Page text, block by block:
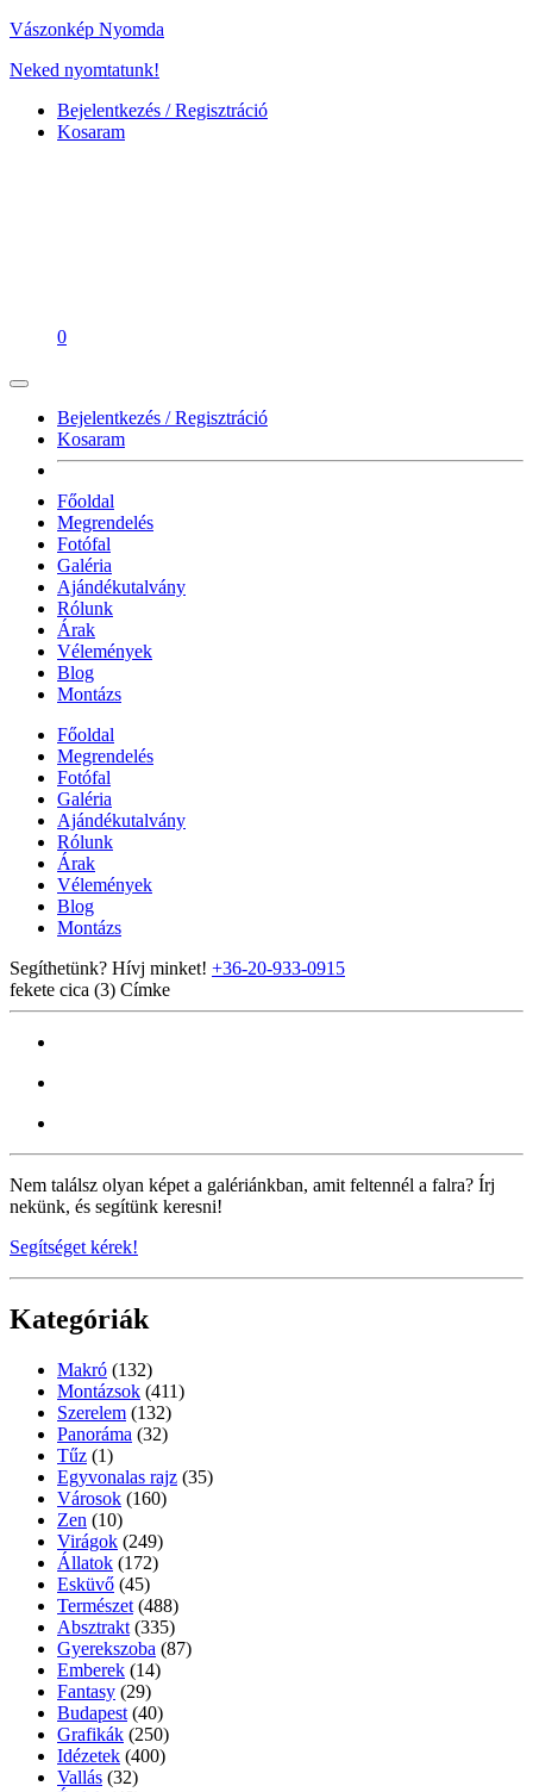
Vászonkép Nyomda
Neked nyomtatunk!
Bejelentkezés / Regisztráció
Kosaram
0
Bejelentkezés / Regisztráció
Kosaram
Főoldal
Megrendelés
Fotófal
Galéria
Ajándékutalvány
Rólunk
Árak
Vélemények
Blog
Montázs
Főoldal
Megrendelés
Fotófal
Galéria
Ajándékutalvány
Rólunk
Árak
Vélemények
Blog
Montázs
Segíthetünk? Hívj minket! +36-20-933-0915
fekete cica (3) Címke
Nem találsz olyan képet a galériánkban, amit feltennél a falra? Írj
nekünk, és segítünk keresni!
Segítséget kérek!
Kategóriák
Makró (132)
Montázsok (411)
Szerelem (132)
Panoráma (32)
Tűz (1)
Egyvonalas rajz (35)
Városok (160)
Zen (10)
Virágok (249)
Állatok (172)
Esküvő (45)
Természet (488)
Absztrakt (335)
Gyerekszoba (87)
Emberek (14)
Fantasy (29)
Budapest (40)
Grafikák (250)
Idézetek (400)
Vallás (32)